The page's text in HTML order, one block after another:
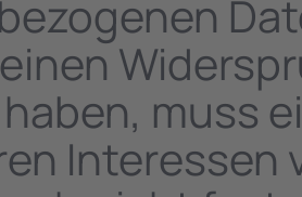
muss
Interessen